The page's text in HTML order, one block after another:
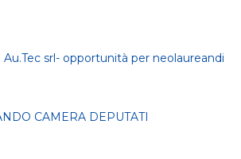
Au.Tec srl- opportunità per neolaureandi
CAMERA DEPUTATI